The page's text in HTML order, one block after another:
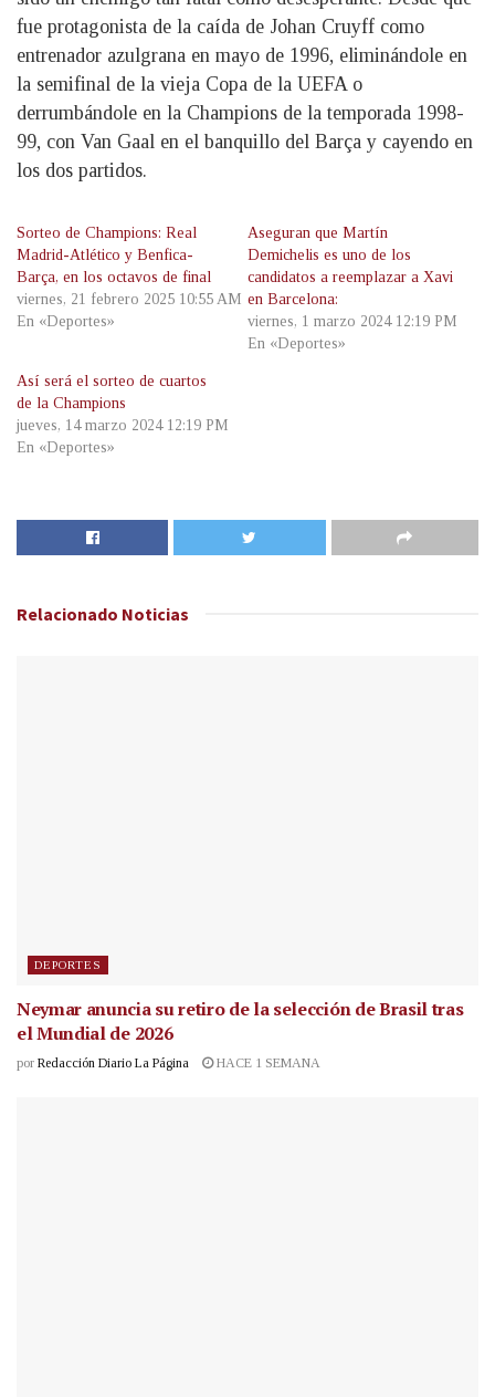
fue protagonista de la caída de Johan Cruyff como
entrenador azulgrana en mayo de 1996, eliminándole en
la semifinal de la vieja Copa de la UEFA o
derrumbándole en la Champions de la temporada 1998-
99, con Van Gaal en el banquillo del Barça y cayendo en
los dos partidos.
Sorteo de Champions: Real
Madrid-Atlético y Benfica-
Barça, en los octavos de final
viernes, 21 febrero 2025 10:55 AM
En «Deportes»
Aseguran que Martín
Demichelis es uno de los
candidatos a reemplazar a Xavi
en Barcelona:
viernes, 1 marzo 2024 12:19 PM
En «Deportes»
Así será el sorteo de cuartos
de la Champions
jueves, 14 marzo 2024 12:19 PM
En «Deportes»
Relacionado Noticias
DEPORTES
Neymar anuncia su retiro de la selección de Brasil tras
el Mundial de 2026
por Redacción Diario La Página HACE 1 SEMANA